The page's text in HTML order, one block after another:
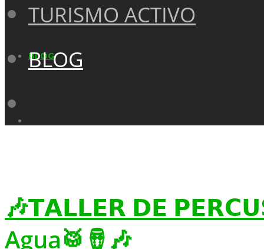
BLOG
TURISMO ACTIVO
BLOG
🎶𝗧𝗔𝗟𝗟𝗘𝗥 𝗗𝗘
Agua🥁🪘🎶